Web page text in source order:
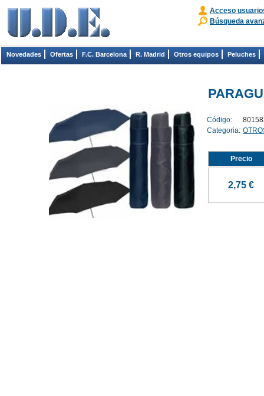
Acceso
Búsqueda
Novedades Ofertas F.C. Barcelona R. Madrid Otros equipos Peluches
Código:
Categoria:
Precio
2,75 €